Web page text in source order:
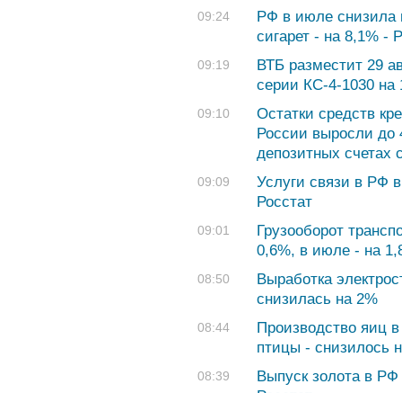
09:24
РФ в июле снизила
сигарет - на 8,1% -
09:19
ВТБ разместит 29
серии КС-4-1030 на
09:10
Остатки средств
России выросли до
депозитных счетах
09:09
Услуги связи в РФ
Росстат
09:01
Грузооборот
0,6%, в июле - на
08:50
Выработка
снизилась на 2%
08:44
Производство яиц
птицы - снизилось
08:39
Выпуск золота в